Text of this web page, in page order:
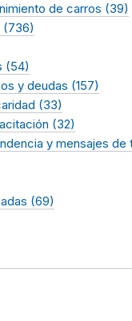
de carros (39)
(736)
(54)
y deudas (157)
(33)
(32)
y mensajes de
(69)